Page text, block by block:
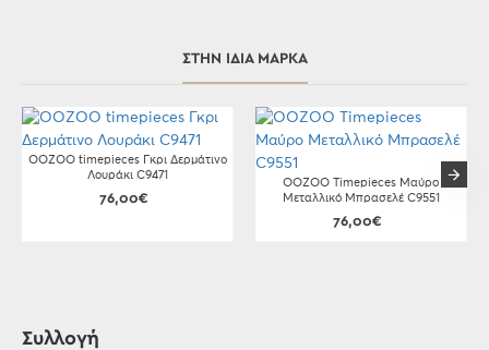
ΣΤΗΝ ΊΔΙΑ ΜΆΡΚΑ
OOZOO timepieces Γκρι Δερμάτινο
Λουράκι C9471
76,00€
OOZOO Timepieces Μαύρο
Μεταλλικό Μπρασελέ C9551
76,00€
Συλλογή